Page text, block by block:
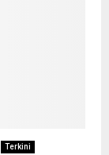
Terkini